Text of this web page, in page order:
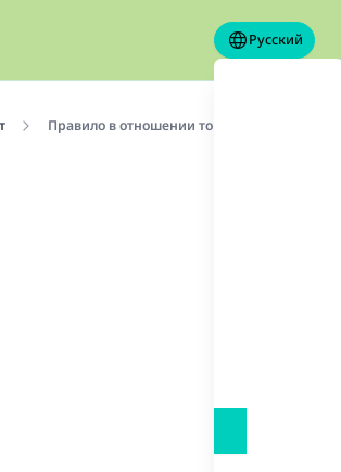
Русский
Правило в отношении того, нарушает пост.